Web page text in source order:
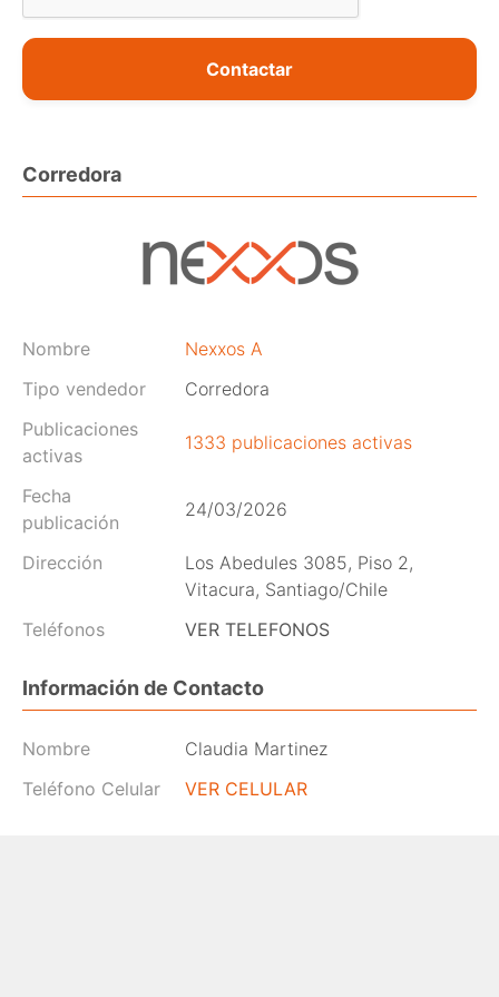
Contactar
Corredora
Nombre
Nexxos A
Tipo vendedor
Corredora
Publicaciones
activas
1333 publicaciones activas
Fecha
publicación
24/03/2026
Dirección
Los Abedules 3085, Piso 2,
Vitacura, Santiago/Chile
Teléfonos
VER TELEFONOS
Información de Contacto
Nombre
Claudia Martinez
Teléfono Celular
VER CELULAR